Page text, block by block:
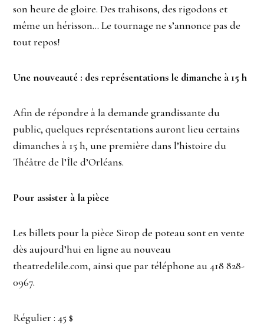
son heure de gloire. Des trahisons, des rigodons et
même un hérisson… Le tournage ne s’annonce pas de
tout repos!
Une nouveauté : des représentations le dimanche à 15 h
Afin de répondre à la demande grandissante du
public, quelques représentations auront lieu certains
dimanches à 15 h, une première dans l’histoire du
Théâtre de l’Île d’Orléans.
Pour assister à la pièce
Les billets pour la pièce Sirop de poteau sont en vente
dès aujourd’hui en ligne au nouveau
theatredelile.com, ainsi que par téléphone au 418 828-
0967.
Régulier : 45 $